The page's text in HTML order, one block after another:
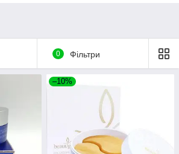
0 Фільтри
–10%